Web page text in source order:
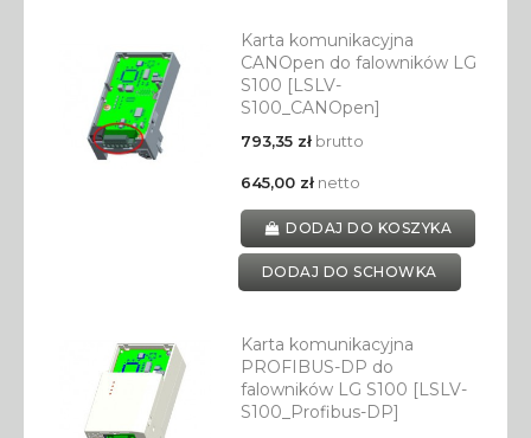
Karta komunikacyjna
CANOpen do falowników LG
S100 [LSLV-
S100_CANOpen]
793,35 złbrutto
645,00 złnetto
DODAJ DO KOSZYKA
DODAJ DO SCHOWKA
Karta komunikacyjna
PROFIBUS-DP do
falowników LG S100 [LSLV-
S100_Profibus-DP]